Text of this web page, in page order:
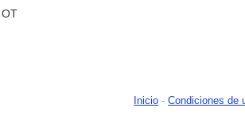
OT
Inicio - Condiciones de